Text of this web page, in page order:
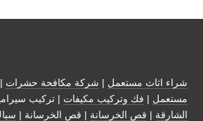
شراء اثاث مستعمل | شركة مكافحة حشرات |
مستعمل | فك وتركيب مكيفات | تركيب
الشارقة | قص الخرسانة | قص الخرسانة |